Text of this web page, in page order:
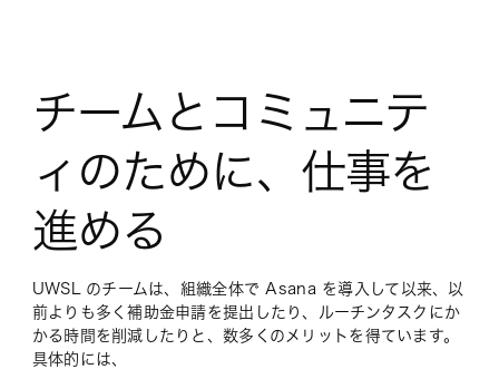
チームとコミュニテ
ィのために、仕事を
進める
UWSL のチームは、組織全体で Asana を導入して以来、以
前よりも多く補助金申請を提出したり、ルーチンタスクにか
かる時間を削減したりと、数多くのメリットを得ています。
具体的には、